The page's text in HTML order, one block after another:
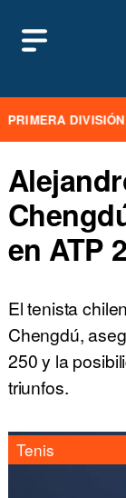
PRIMERA DIVISIÓN
en ATP
El tenista
Chengdú,
250 y la
triunfos.
Tenis